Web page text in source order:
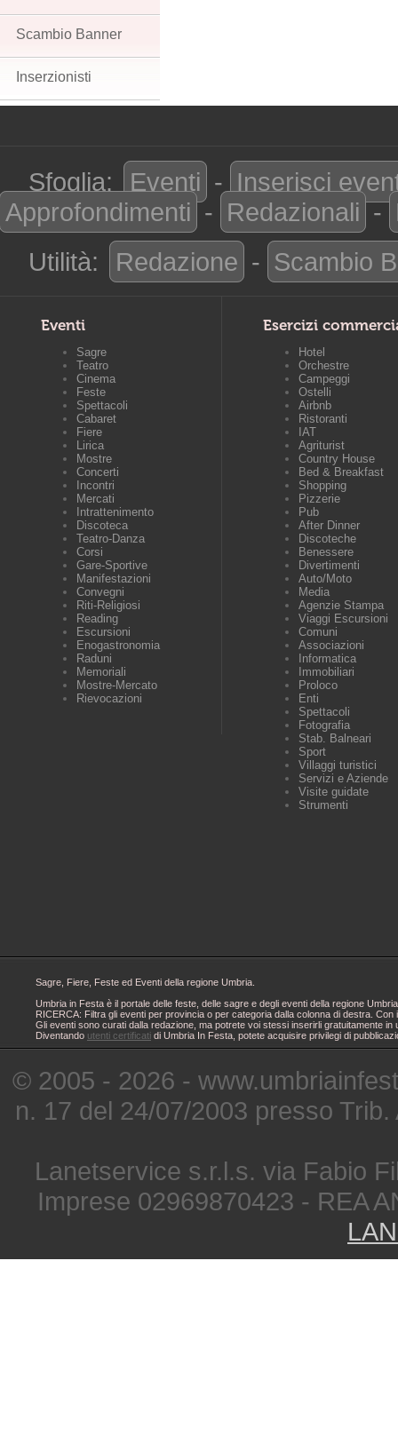
Scambio Banner
Inserzionisti
Sfoglia: Eventi - Inserisci
Approfondimenti - Redazionali -
Utilità:
Redazione - Scambio
Eventi
Sagre
Teatro
Cinema
Feste
Spettacoli
Cabaret
Fiere
Lirica
Mostre
Concerti
Incontri
Mercati
Intrattenimento
Discoteca
Teatro-Danza
Corsi
Gare-Sportive
Manifestazioni
Convegni
Riti-Religiosi
Reading
Escursioni
Enogastronomia
Raduni
Memoriali
Mostre-Mercato
Rievocazioni
Esercizi
Hotel
Orchestre
Campeggi
Ostelli
Airbnb
Ristoranti
IAT
Agriturist
Country House
Bed & Breakfast
Shopping
Pizzerie
Pub
After Dinner
Discoteche
Benessere
Divertimenti
Auto/Moto
Media
Agenzie Stampa
Viaggi Escursioni
Comuni
Associazioni
Informatica
Immobiliari
Proloco
Enti
Spettacoli
Fotografia
Stab. Balneari
Sport
Villaggi turistici
Servizi e Aziende
Visite guidate
Strumenti
Sagre, Fiere, Feste ed Eventi della regione Umbria.
Umbria in Festa è il portale delle feste, delle sagre e degli eventi della regione
RICERCA: Filtra gli eventi per provincia o per categoria dalla colonna di destra.
Gli eventi sono curati dalla redazione, ma potrete voi stessi inserirli gratuitamente
Diventando utenti certificati di Umbria In Festa, potete acquisire privilegi di
© 2005 - 2026 -
n. 17 del 24/07/2003 presso
Lanetservice s.r.l.s. via Fabio
Imprese 02969870423 - REA